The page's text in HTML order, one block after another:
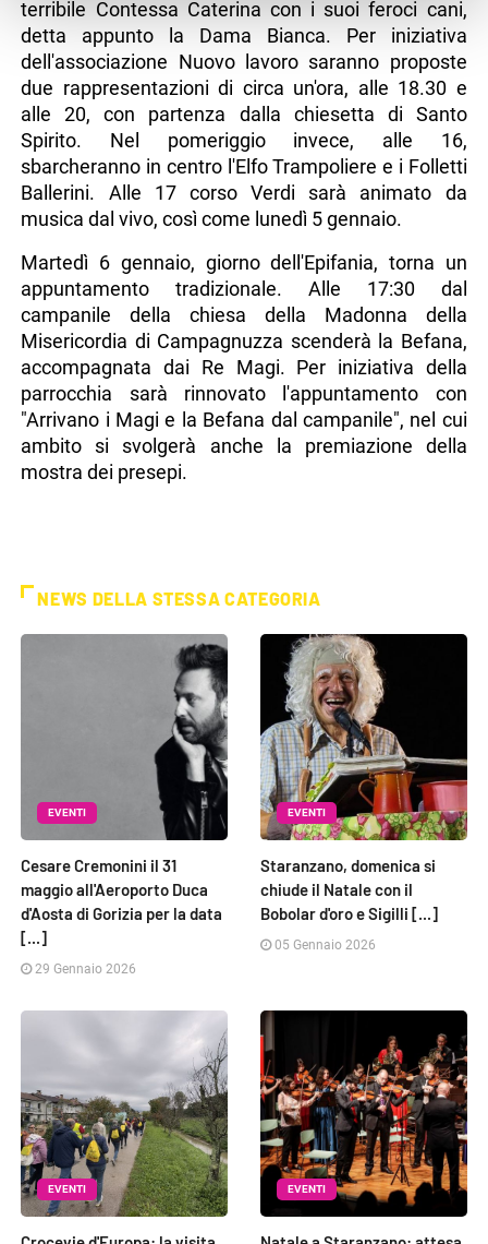
terribile Contessa Caterina con i suoi feroci cani,
detta appunto la Dama Bianca. Per iniziativa
dell'associazione Nuovo lavoro saranno proposte
due rappresentazioni di circa un'ora, alle 18.30 e
alle 20, con partenza dalla chiesetta di Santo
Spirito. Nel pomeriggio invece, alle 16,
sbarcheranno in centro l'Elfo Trampoliere e i Folletti
Ballerini. Alle 17 corso Verdi sarà animato da
musica dal vivo, così come lunedì 5 gennaio.
Martedì 6 gennaio, giorno dell'Epifania, torna un
appuntamento tradizionale. Alle 17:30 dal
campanile della chiesa della Madonna della
Misericordia di Campagnuzza scenderà la Befana,
accompagnata dai Re Magi. Per iniziativa della
parrocchia sarà rinnovato l'appuntamento con
"Arrivano i Magi e la Befana dal campanile", nel cui
ambito si svolgerà anche la premiazione della
mostra dei presepi.
NEWS DELLA STESSA CATEGORIA
EVENTI
Cesare Cremonini il 31
maggio all'Aeroporto Duca
d'Aosta di Gorizia per la data
[...]
29 Gennaio 2026
EVENTI
Staranzano, domenica si
chiude il Natale con il
Bobolar d'oro e Sigilli [...]
05 Gennaio 2026
EVENTI EVENTI